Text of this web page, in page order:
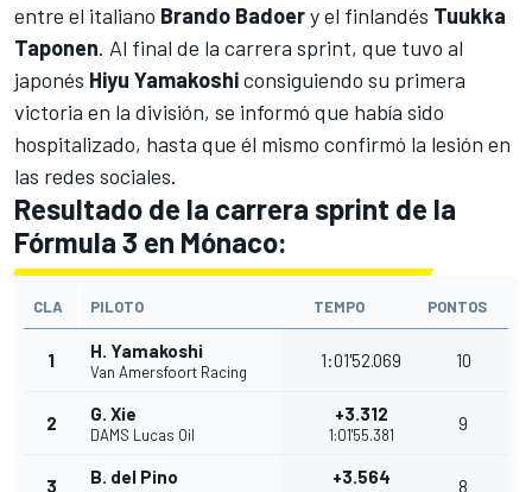
entre el italiano Brando Badoery el finlandés Tuukka
Taponen. Al final de la carrera sprint, que tuvo al
japonés Hiyu Yamakoshiconsiguiendo su primera
victoria en la división, se informó que había sido
hospitalizado, hasta que él mismo confirmó la lesión en
las redes sociales.
Resultado de la carrera sprint de la
Fórmula 3 en Mónaco:
CLA PILOTO TEMPO PONTOS
1 H. Yamakoshi
Van Amersfoort Racing
1:01'52.069 10
2 G. Xie
DAMS Lucas Oil
+3.312
1:01'55.381
9
3 B. del Pino +3.564 8